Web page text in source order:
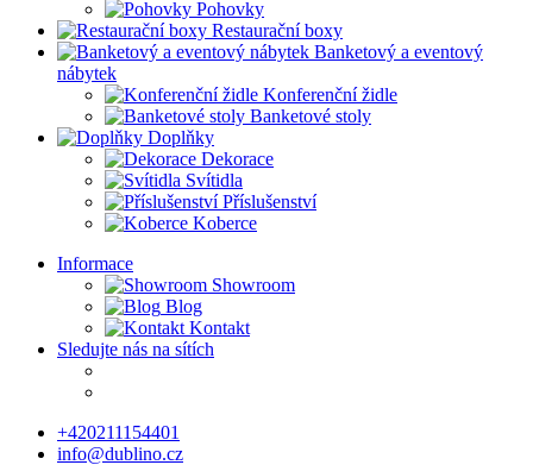
Pohovky
Restaurační boxy
Banketový a eventový
nábytek
Konferenční židle
Banketové stoly
Doplňky
Dekorace
Svítidla
Příslušenství
Koberce
Informace
Showroom
Blog
Kontakt
Sledujte nás na sítích
+420211154401
info@dublino.cz